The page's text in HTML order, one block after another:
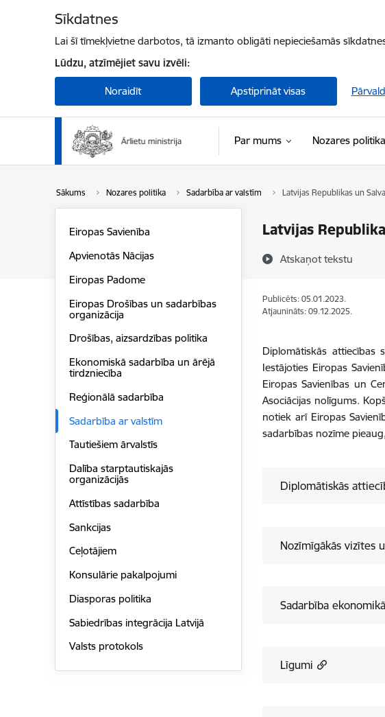
Sīkdatnes
Lai šī tīmekļvietne darbotos, tā izmanto obligāti nepieciešamās
Lūdzu, atzīmējiet savu izvēli:
Noraidīt Apstiprināt visas
Par mums Nozares politika
Sākums Nozares politika Sadarbība ar valstīm Latvijas Republikas un
Latvijas
Atskaņot tekstu
Eiropas Savienība
Apvienotās Nācijas
Eiropas Padome
Eiropas Drošības un sadarbības
organizācija
Drošības, aizsardzības politika
Ekonomiskā sadarbība un ārējā
tirdzniecība
Reģionālā sadarbība
Sadarbība ar valstīm
Tautiešiem ārvalstīs
Dalība starptautiskajās
organizācijās
Attīstības sadarbība
Sankcijas
Ceļotājiem
Konsulārie pakalpojumi
Diasporas politika
Sabiedrības integrācija Latvijā
Valsts protokols
Publicēts: 05.01.2023.
Atjaunināts: 09.12.2025.
Diplomātiskās attiecības
Iestājoties Eiropas
Eiropas Savienības un
Asociācijas nolīgums.
notiek arī Eiropas
sadarbības nozīme
Diplomātiskās
Nozīmīgākās vizītes
Sadarbība ekonomikā
Līgumi